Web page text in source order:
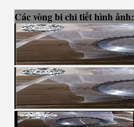
Các vòng bi chi tiết hình ảnh: